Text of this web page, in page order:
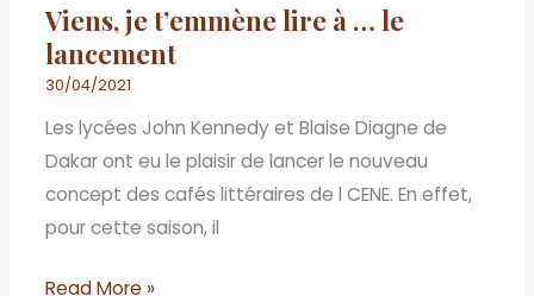
Viens, je t’emmène lire à … le
lancement
30/04/2021
Les lycées John Kennedy et Blaise Diagne de
Dakar ont eu le plaisir de lancer le nouveau
concept des cafés littéraires de l CENE. En effet,
pour cette saison, il
Read More »